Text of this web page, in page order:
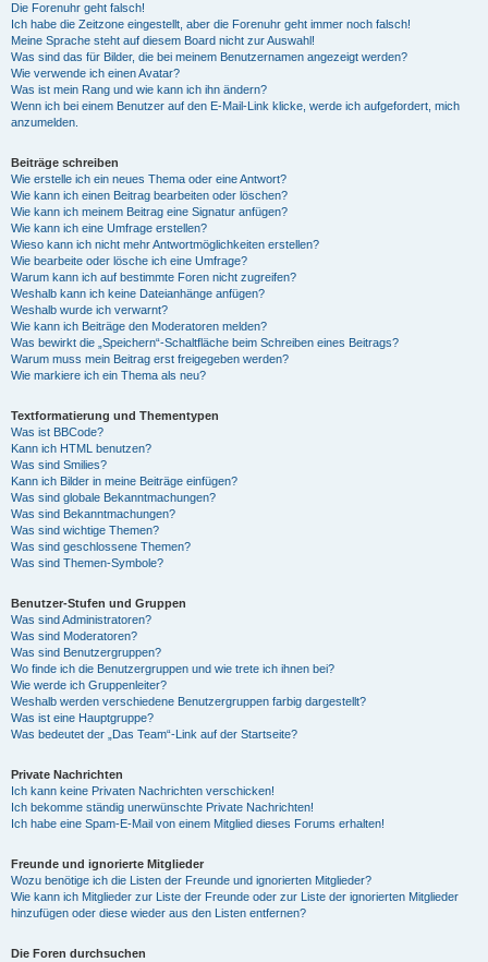
Die Forenuhr geht falsch!
Ich habe die Zeitzone eingestellt, aber die Forenuhr geht immer noch falsch!
Meine Sprache steht auf diesem Board nicht zur Auswahl!
Was sind das für Bilder, die bei meinem Benutzernamen angezeigt werden?
Wie verwende ich einen Avatar?
Was ist mein Rang und wie kann ich ihn ändern?
Wenn ich bei einem Benutzer auf den E-Mail-Link klicke, werde ich aufgefordert, mich
anzumelden.
Beiträge schreiben
Wie erstelle ich ein neues Thema oder eine Antwort?
Wie kann ich einen Beitrag bearbeiten oder löschen?
Wie kann ich meinem Beitrag eine Signatur anfügen?
Wie kann ich eine Umfrage erstellen?
Wieso kann ich nicht mehr Antwortmöglichkeiten erstellen?
Wie bearbeite oder lösche ich eine Umfrage?
Warum kann ich auf bestimmte Foren nicht zugreifen?
Weshalb kann ich keine Dateianhänge anfügen?
Weshalb wurde ich verwarnt?
Wie kann ich Beiträge den Moderatoren melden?
Was bewirkt die „Speichern“-Schaltfläche beim Schreiben eines Beitrags?
Warum muss mein Beitrag erst freigegeben werden?
Wie markiere ich ein Thema als neu?
Textformatierung und Thementypen
Was ist BBCode?
Kann ich HTML benutzen?
Was sind Smilies?
Kann ich Bilder in meine Beiträge einfügen?
Was sind globale Bekanntmachungen?
Was sind Bekanntmachungen?
Was sind wichtige Themen?
Was sind geschlossene Themen?
Was sind Themen-Symbole?
Benutzer-Stufen und Gruppen
Was sind Administratoren?
Was sind Moderatoren?
Was sind Benutzergruppen?
Wo finde ich die Benutzergruppen und wie trete ich ihnen bei?
Wie werde ich Gruppenleiter?
Weshalb werden verschiedene Benutzergruppen farbig dargestellt?
Was ist eine Hauptgruppe?
Was bedeutet der „Das Team“-Link auf der Startseite?
Private Nachrichten
Ich kann keine Privaten Nachrichten verschicken!
Ich bekomme ständig unerwünschte Private Nachrichten!
Ich habe eine Spam-E-Mail von einem Mitglied dieses Forums erhalten!
Freunde und ignorierte Mitglieder
Wozu benötige ich die Listen der Freunde und ignorierten Mitglieder?
Wie kann ich Mitglieder zur Liste der Freunde oder zur Liste der ignorierten Mitglieder
hinzufügen oder diese wieder aus den Listen entfernen?
Die Foren durchsuchen